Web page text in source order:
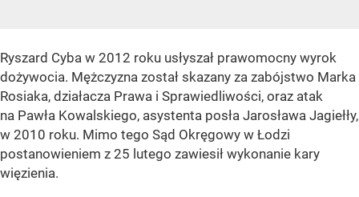
Ryszard Cyba w 2012 roku usłyszał prawomocny wyrok
dożywocia. Mężczyzna został skazany za zabójstwo Marka
Rosiaka, działacza Prawa i Sprawiedliwości, oraz atak
na Pawła Kowalskiego, asystenta posła Jarosława Jagiełły,
w 2010 roku. Mimo tego Sąd Okręgowy w Łodzi
postanowieniem z 25 lutego zawiesił wykonanie kary
więzienia.